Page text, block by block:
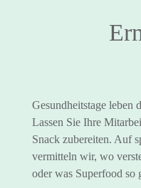
Gesundheitstage leben
Lassen Sie Ihre
Snack zubereiten. Auf
vermitteln wir, wo
oder was Superfood so